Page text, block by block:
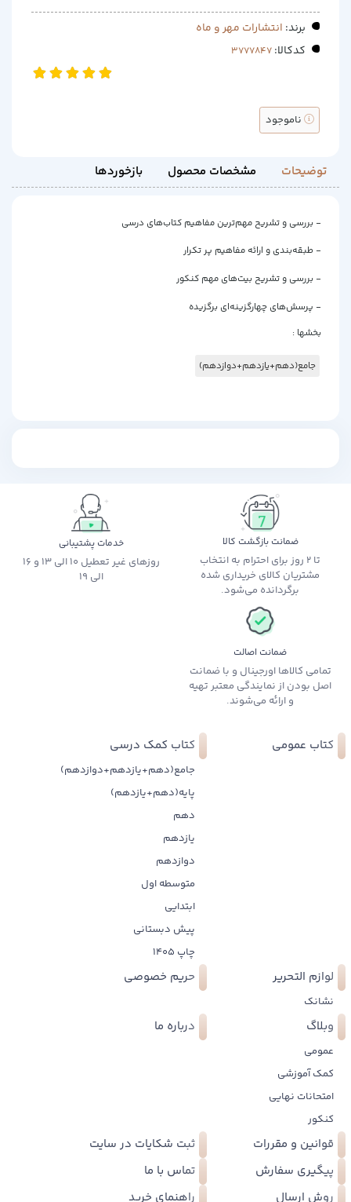
برند: انتشارات مهر و ماه
کدکالا:
ناموجود
توضیحات مشخصات محصول بازخوردها
- بررسی و تشریح مهم‌ترین مفاهیم کتاب‌های درسی
- طبقه‌بندی و ارائه مفاهیم پر تکرار
- بررسی و تشریح بیت‌های مهم کنکور
- پرسش‌های چهارگزینه‌ای برگزیده
بخشها :
جامع(دهم+یازدهم+دوازدهم)
ضمانت بازگشت کالا
تا 2 روز برای احترام به انتخاب
مشتریان کالای خریداری شده
برگردانده می‌شود.
خدمات پشتیبانی
روزهای غیر تعطیل 10 الی 13 و 16
الی 19
ضمانت اصالت
تمامی کالاها اورجینال و با ضمانت
اصل بودن از نمایندگی معتبر تهیه
و ارائه می‌شوند.
کتاب عمومی کتاب کمک درسی
جامع(دهم+یازدهم+دوازدهم)
پایه(دهم+یازدهم)
دهم
یازدهم
دوازدهم
متوسطه اول
ابتدایی
پیش دبستانی
چاپ 1405
لوازم التحریر
نشانک
حریم خصوصی
وبلاگ
عمومی
کمک آموزشی
امتحانات نهایی
کنکور
درباره ما
قوانین و مقررات
ثبت شکایات در سایت
پیگیری سفارش
تماس با ما
روش ارسال
راهنمای خرید